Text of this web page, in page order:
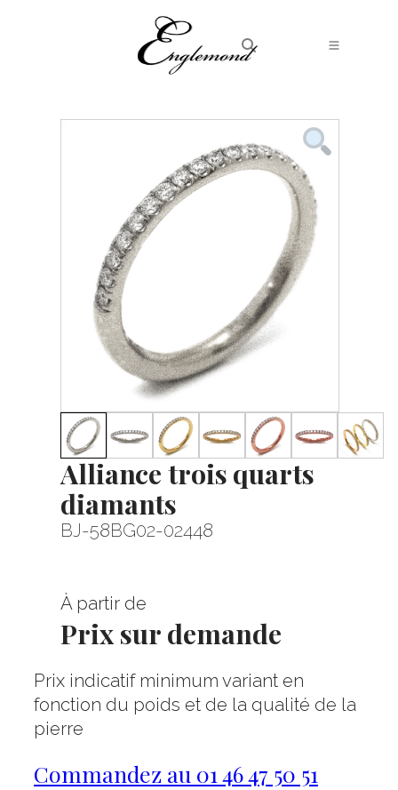
Alliance trois quarts
diamants
BJ-58BG02-02448
À partir de
Prix sur demande
Prix indicatif minimum variant en
fonction du poids et de la qualité de la
pierre
Commandez au 01 46 47 50 51